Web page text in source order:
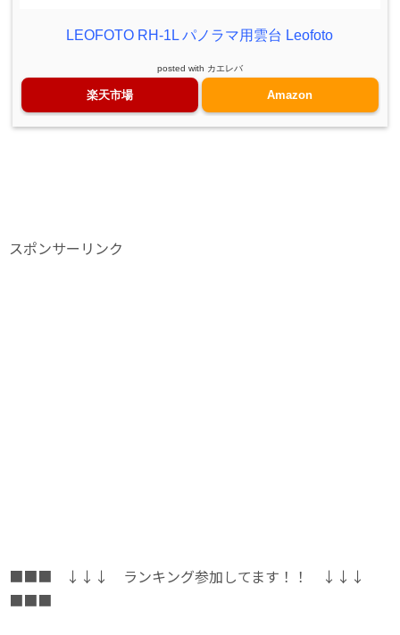
LEOFOTO RH-1L パノラマ用雲台 Leofoto
posted with カエレバ
楽天市場 Amazon
スポンサーリンク
■■■ ↓↓↓ ランキング参加してます！！ ↓↓↓
■■■